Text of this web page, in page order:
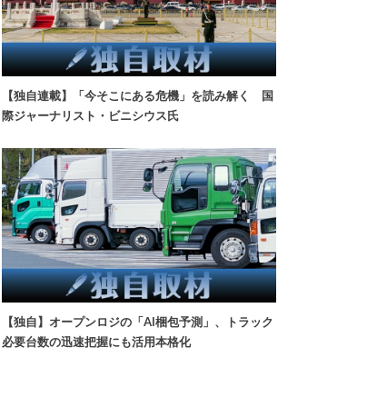
【独自連載】「今そこにある危機」を読み解く 国
際ジャーナリスト・ビニシウス氏
【独自】オープンロジの「AI梱包予測」、トラック
必要台数の迅速把握にも活用本格化